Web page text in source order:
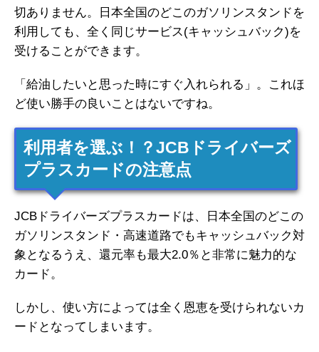
切ありません。日本全国のどこのガソリンスタンドを
利用しても、全く同じサービス(キャッシュバック)を
受けることができます。
「給油したいと思った時にすぐ入れられる」。これほ
ど使い勝手の良いことはないですね。
利用者を選ぶ！？JCBドライバーズ
プラスカードの注意点
JCBドライバーズプラスカードは、日本全国のどこの
ガソリンスタンド・高速道路でもキャッシュバック対
象となるうえ、還元率も最大2.0％と非常に魅力的な
カード。
しかし、使い方によっては全く恩恵を受けられないカ
ードとなってしまいます。